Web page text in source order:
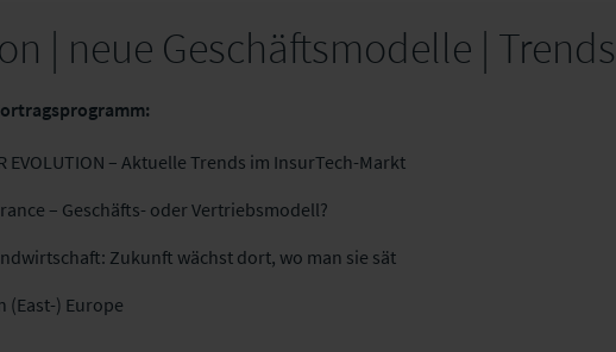
| neue Geschäftsmodelle | Trends
EVOLUTION – Aktuelle Trends im InsurTech-Markt
– Geschäfts- oder Vertriebsmodell?
Zukunft wächst dort, wo man sie sät
(East-) Europe​